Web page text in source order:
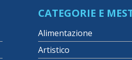
CATEGORIE E
Alimentazione
Artistico